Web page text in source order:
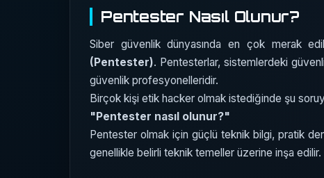
Pentester Nasıl Olunur?
Siber güvenlik dünyasında en çok merak
(Pentester). Pentesterlar, sistemlerdeki
güvenlik profesyonelleridir.
Birçok kişi etik hacker olmak istediğinde şu
"Pentester nasıl olunur?"
Pentester olmak için güçlü teknik bilgi, pratik
genellikle belirli teknik temeller üzerine inşa edilir.